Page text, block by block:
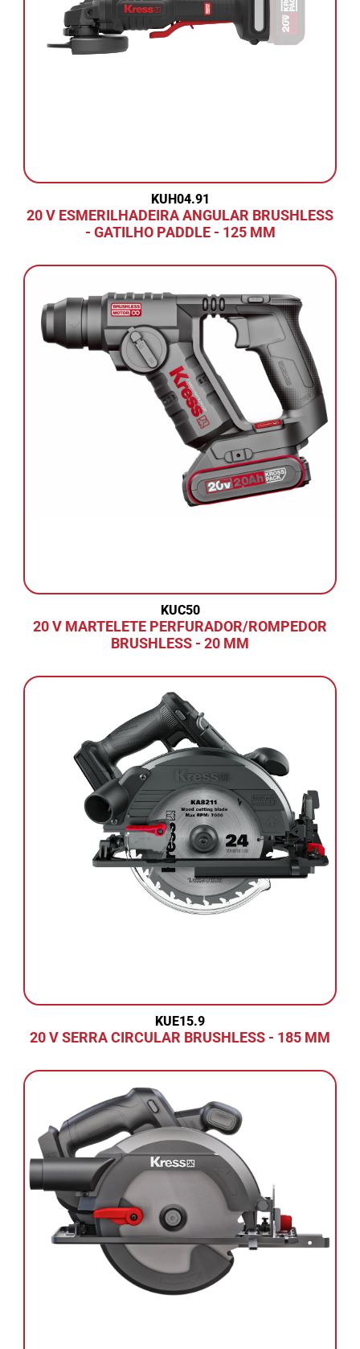
KUH04.91
20 V ESMERILHADEIRA ANGULAR BRUSHLESS
- GATILHO PADDLE - 125 MM
KUC50
20 V MARTELETE PERFURADOR/ROMPEDOR
BRUSHLESS - 20 MM
KUE15.9
20 V SERRA CIRCULAR BRUSHLESS - 185 MM